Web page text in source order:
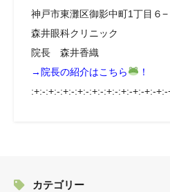
神戸市東灘区御影中町1丁目６
森井眼科クリニック
院長 森井香織
→院長の紹介はこちら
！
:+:-:+:-:+:-:+:-:+:-:+:-:+:-+:-+:-
カテゴリー